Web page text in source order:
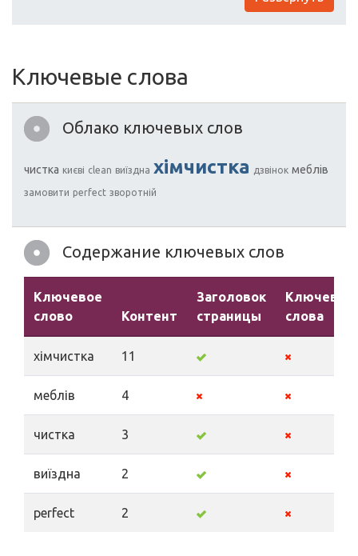
Ключевые слова
Облако ключевых слов
чистка києві clean виїздна хімчистка дзвінок меблів
замовити perfect зворотній
Содержание ключевых слов
Ключевое
слово
Контент
Заголовок
страницы
Ключевые
слова
хімчистка 11
меблів 4
чистка 3
виїздна 2
perfect 2